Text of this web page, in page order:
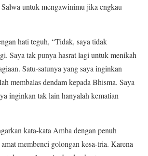
untuk mengawinimu jika engkau
hati teguh, “Tidak, saya tidak
Saya tak punya hasrat lagi untuk menikah
Satu-satunya yang saya inginkan
membalas dendam kepada Bhisma. Saya
inginkan tak lain hanyalah kematian
kata-kata Amba dengan penuh
membenci golongan kesa-tria. Karena